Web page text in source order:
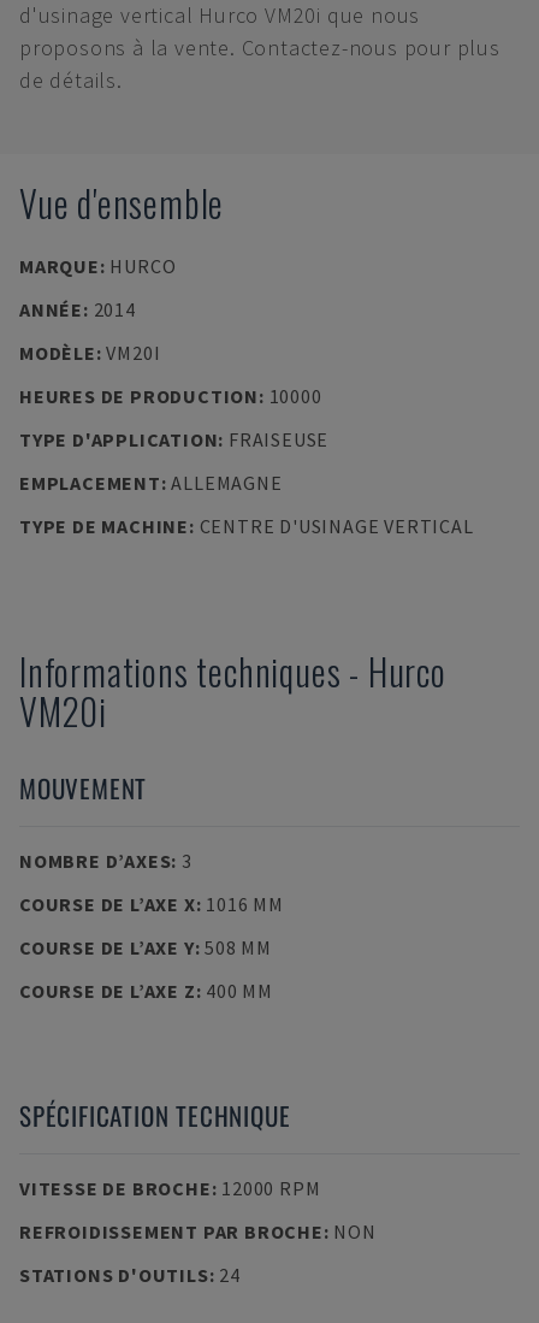
d'usinage vertical Hurco VM20i que nous
proposons à la vente. Contactez-nous pour plus
de détails.
Vue d'ensemble
MARQUE: HURCO
ANNÉE: 2014
MODÈLE:VM20I
HEURES DE PRODUCTION: 10000
TYPE D'APPLICATION: FRAISEUSE
EMPLACEMENT:ALLEMAGNE
TYPE DE MACHINE: CENTRE D'USINAGE VERTICAL
Informations techniques - Hurco
VM20i
MOUVEMENT
NOMBRE D’AXES: 3
COURSE DE L’AXE X: 1016 MM
COURSE DE L’AXE Y:508 MM
COURSE DE L’AXE Z: 400 MM
SPÉCIFICATION TECHNIQUE
VITESSE DE BROCHE: 12000 RPM
REFROIDISSEMENT PAR BROCHE: NON
STATIONS D'OUTILS: 24